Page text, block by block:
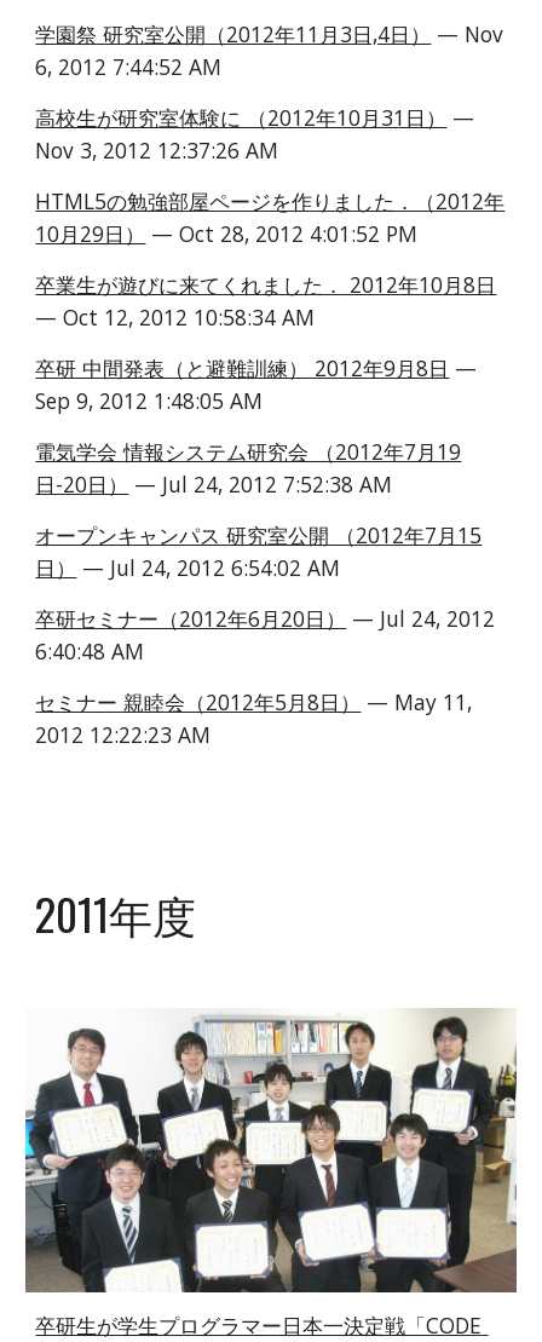
学園祭 研究室公開（2012年11月3日,4日）
— Nov
6, 2012 7:44:52 AM
高校生が研究室体験に （2012年10月31日）
—
Nov 3, 2012 12:37:26 AM
HTML5の勉強部屋ページを作りました．（2012年
10月29日）
— Oct 28, 2012 4:01:52 PM
卒業生が遊びに来てくれました． 2012年10月8日
— Oct 12, 2012 10:58:34 AM
卒研 中間発表（と避難訓練） 2012年9月8日 —
Sep 9, 2012 1:48:05 AM
電気学会 情報システム研究会 （2012年7月19
日-20日）
— Jul 24, 2012 7:52:38 AM
オープンキャンパス 研究室公開 （2012年7月15
日）
— Jul 24, 2012 6:54:02 AM
卒研セミナー（2012年6月20日）
— Jul 24, 2012
6:40:48 AM
セミナー 親睦会（2012年5月8日）
— May 11,
2012 12:22:23 AM
2011年度
卒研生が学生プログラマー日本一決定戦「CODE